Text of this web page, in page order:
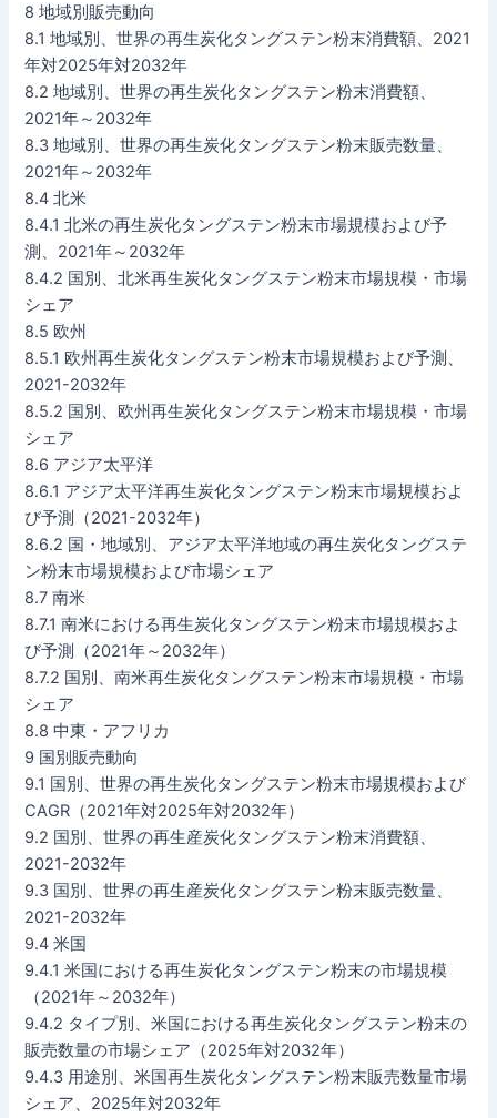
8 地域別販売動向
8.1 地域別、世界の再生炭化タングステン粉末消費額、2021
年対2025年対2032年
8.2 地域別、世界の再生炭化タングステン粉末消費額、
2021年～2032年
8.3 地域別、世界の再生炭化タングステン粉末販売数量、
2021年～2032年
8.4 北米
8.4.1 北米の再生炭化タングステン粉末市場規模および予
測、2021年～2032年
8.4.2 国別、北米再生炭化タングステン粉末市場規模・市場
シェア
8.5 欧州
8.5.1 欧州再生炭化タングステン粉末市場規模および予測、
2021-2032年
8.5.2 国別、欧州再生炭化タングステン粉末市場規模・市場
シェア
8.6 アジア太平洋
8.6.1 アジア太平洋再生炭化タングステン粉末市場規模およ
び予測（2021-2032年）
8.6.2 国・地域別、アジア太平洋地域の再生炭化タングステ
ン粉末市場規模および市場シェア
8.7 南米
8.7.1 南米における再生炭化タングステン粉末市場規模およ
び予測（2021年～2032年）
8.7.2 国別、南米再生炭化タングステン粉末市場規模・市場
シェア
8.8 中東・アフリカ
9 国別販売動向
9.1 国別、世界の再生炭化タングステン粉末市場規模および
CAGR（2021年対2025年対2032年）
9.2 国別、世界の再生産炭化タングステン粉末消費額、
2021-2032年
9.3 国別、世界の再生産炭化タングステン粉末販売数量、
2021-2032年
9.4 米国
9.4.1 米国における再生炭化タングステン粉末の市場規模
（2021年～2032年）
9.4.2 タイプ別、米国における再生炭化タングステン粉末の
販売数量の市場シェア（2025年対2032年）
9.4.3 用途別、米国再生炭化タングステン粉末販売数量市場
シェア、2025年対2032年